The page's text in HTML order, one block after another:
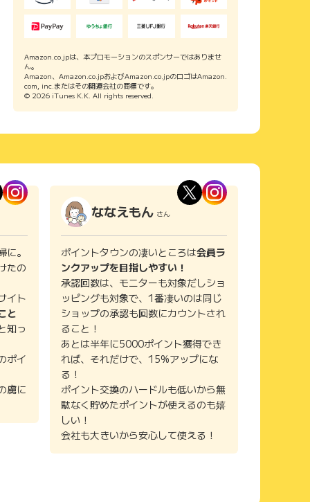
Amazon.co.jpは、本プロモーションのスポンサーではありませ
ん。
Amazon、Amazon.co.jpおよびAmazon.co.jpのロゴはAmazon.
com, inc.またはその関連会社の商標です。
© 2026 iTunes K.K. All rights reserved.
。
たの
イト
と
知っ
ポイ
虜に
ななえもん さん
ポイントタウンの凄いところは会員ラ
ンクアップを目指しやすい！
承認回数は、モニターも対象だしショ
ッピングも対象で、1番凄いのは同じ
ショップの承認も回数にカウントされ
ること！
あとは半年に5000ポイント獲得でき
れば、それだけで、15%アップにな
る！
ポイント交換のハードルも低いから無
駄なく貯めたポイントが使えるのも嬉
しい！
会社も大きいから安心して使える！